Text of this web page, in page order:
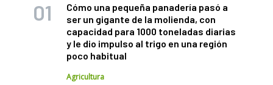
Cómo una pequeña panadería pasó a
ser un gigante de la molienda, con
capacidad para 1000 toneladas diarias
y le dio impulso al trigo en una región
poco habitual
Agricultura